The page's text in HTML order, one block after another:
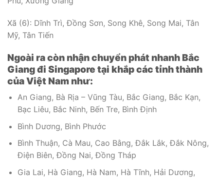
Xã (6): Dĩnh Trì, Đồng Sơn, Song Khê, Song Mai, Tân
Mỹ, Tân Tiến
Ngoài ra còn nhận chuyển phát nhanh Bắc
Giang đi Singapore tại khắp các tỉnh thành
của Việt Nam như:
An Giang, Bà Rịa – Vũng Tàu, Bắc Giang, Bắc Kạn,
Bạc Liêu, Bắc Ninh, Bến Tre, Bình Định
Bình Dương, Bình Phước
Bình Thuận, Cà Mau, Cao Bằng, Đắk Lắk, Đắk Nông,
Điện Biên, Đồng Nai, Đồng Tháp
Gia Lai, Hà Giang, Hà Nam, Hà Tĩnh, Hải Dương,